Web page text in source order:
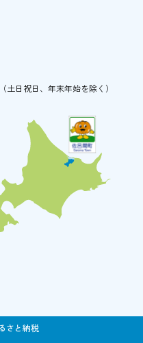
（土日祝日、年末年始を除く）
さと納税